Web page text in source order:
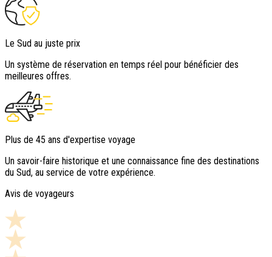
Le Sud au juste prix
Un système de réservation en temps réel pour bénéficier des
meilleures offres.
Plus de 45 ans d'expertise voyage
Un savoir-faire historique et une connaissance fine des destinations
du Sud, au service de votre expérience.
Avis de voyageurs